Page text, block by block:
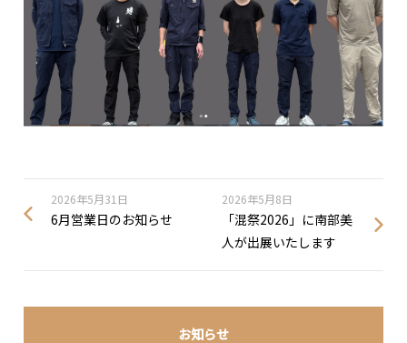
お知らせ
2026年5月31日
6月営業日のお知らせ
2026年5月8日
「混祭2026」に南部美
人が出展いたします